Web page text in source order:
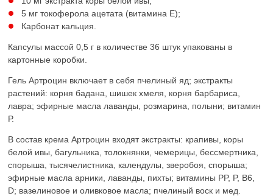
5 мг токоферола ацетата (витамина Е);
Карбонат кальция.
Капсулы массой 0,5 г в количестве 36 штук упакованы в
картонные коробки.
Гель Артроцин включает в себя пчелиный яд; экстракты
растений: корня бадана, шишек хмеля, корня барбариса,
лавра; эфирные масла лаванды, розмарина, полыни; витамин
Р.
В состав крема Артроцин входят экстракты: крапивы, коры
белой ивы, багульника, толокнянки, чемерицы, бессмертника,
спорыша, тысячелистника, календулы, зверобоя, спорыша;
эфирные масла арники, лаванды, пихты; витамины PP, P, B6,
D; вазелиновое и оливковое масла; пчелиный воск и мед.